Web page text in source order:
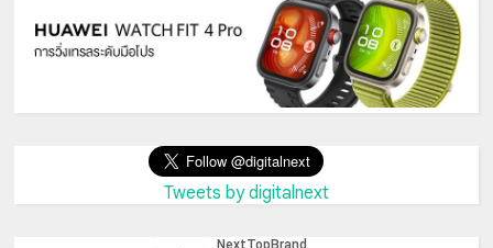
Tweets by digitalnext